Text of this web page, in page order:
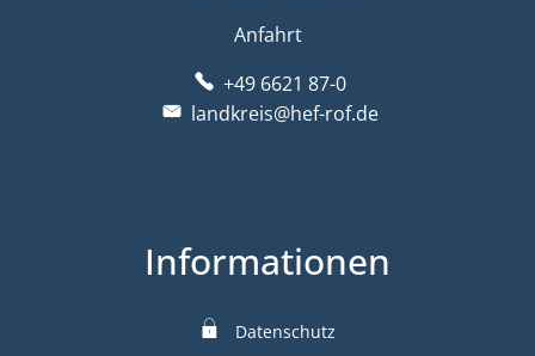
Anfahrt
+49 6621 87-0
landkreis@hef-rof.de
Informationen
Datenschutz